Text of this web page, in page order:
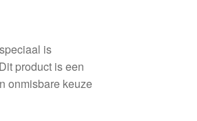
is
product is een
onmisbare keuze